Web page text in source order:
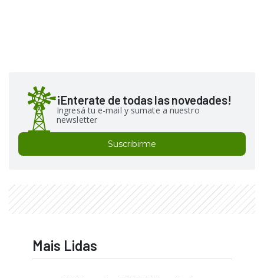
¡Enterate de todas las novedades!
Ingresá tu e-mail y sumate a nuestro
newsletter
Suscribirme
Mais Lidas